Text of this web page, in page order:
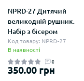
NPRD-27 Дитячий
великодній рушник.
Набір з бісером
Код товару: NPRD-27
В наявності
0
350.00 грн